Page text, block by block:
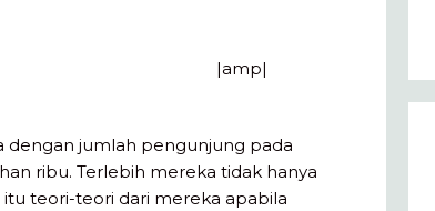
|amp|
dengan jumlah pengunjung pada
ribu. Terlebih mereka tidak hanya
teori-teori dari mereka apabila